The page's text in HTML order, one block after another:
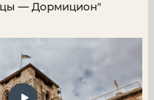
— Дормицион"